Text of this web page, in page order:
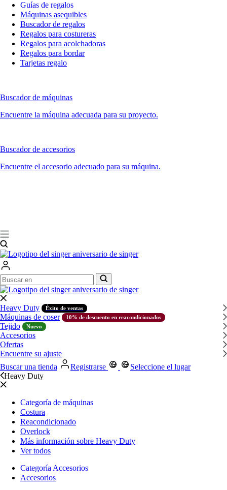
Guías de regalos
Máquinas asequibles
Buscador de regalos
Regalos para costureras
Regalos para acolchadoras
Regalos para bordar
Tarjetas regalo
Buscador de máquinas
Encuentre la máquina adecuada para su proyecto.
Buscador de accesorios
Encuentre el accesorio adecuado para su máquina.
Buscar
en
Buscar
en
Heavy Duty Éxito de ventas
Máquinas de coser 10% de descuento en reacondicionados
Tejido Nuevo
Accesorios
Ofertas
Encuentre su ajuste
Buscar una tienda
Registrarse
Seleccione el lugar
Heavy Duty
Categoría de máquinas
Costura
Reacondicionado
Overlock
Más información sobre Heavy Duty
Ver todos
Categoría Accesorios
Accesorios